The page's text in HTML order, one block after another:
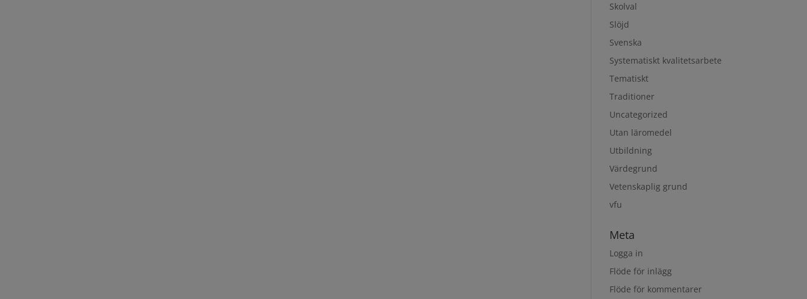
Skolval
Slöjd
Svenska
Systematiskt kvalitetsarbete
Tematiskt
Traditioner
Uncategorized
Utan läromedel
Utbildning
Värdegrund
Vetenskaplig grund
vfu
Meta
Logga in
Flöde för inlägg
Flöde för kommentarer